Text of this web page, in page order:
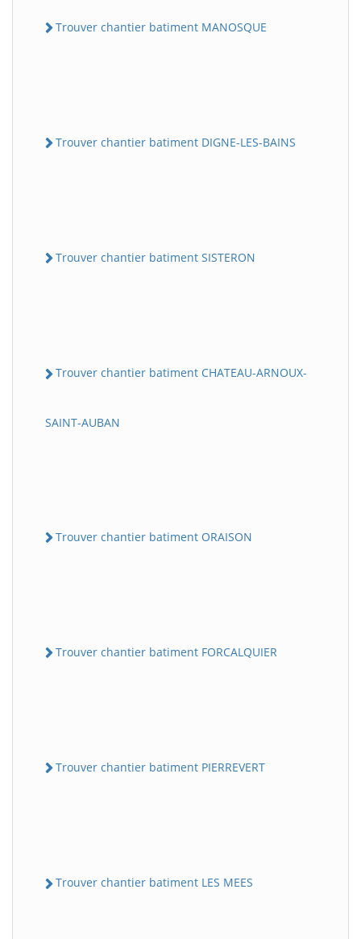
Trouver chantier batiment MANOSQUE
Trouver chantier batiment DIGNE-LES-BAINS
Trouver chantier batiment SISTERON
Trouver chantier batiment CHATEAU-ARNOUX-
SAINT-AUBAN
Trouver chantier batiment ORAISON
Trouver chantier batiment FORCALQUIER
Trouver chantier batiment PIERREVERT
Trouver chantier batiment LES MEES